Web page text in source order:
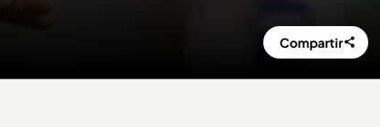
Compartir